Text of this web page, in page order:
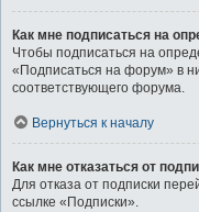
Как мне подписаться на
Чтобы подписаться на
«Подписаться на форум» в
соответствующего форума.
Вернуться к началу
Как мне отказаться от
Для отказа от подписки
ссылке «Подписки».